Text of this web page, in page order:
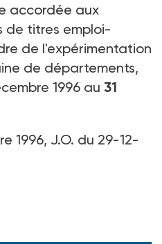
accordée aux
de titres emploi-
de l'expérimentation
de départements,
1996 au 31
1996, J.O. du 29-12-